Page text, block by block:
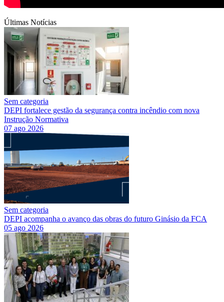
Últimas Notícias
Sem categoria
DEPI fortalece gestão da segurança contra incêndio com nova
Instrução Normativa
07 ago 2026
Sem categoria
DEPI acompanha o avanço das obras do futuro Ginásio da FCA
05 ago 2026